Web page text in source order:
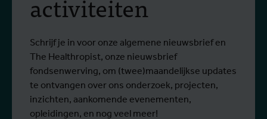
Sinds het begin van de uitbraak zijn meer
430 mensen overleden.
Schrijf je in voor onze algemene nieuwsbrief en
The Healthropist, onze nieuwsbrief
fondsenwerving, om (twee)maandelijkse updates
te ontvangen over ons onderzoek, projecten,
inzichten, aankomende evenementen,
opleidingen, en nog veel meer!